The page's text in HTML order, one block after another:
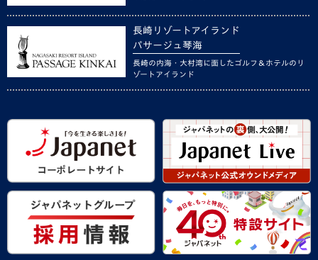
長崎リゾートアイランド
パサージュ琴海
長崎の内海・大村湾に面したゴルフ＆ホテルのリ
ゾートアイランド